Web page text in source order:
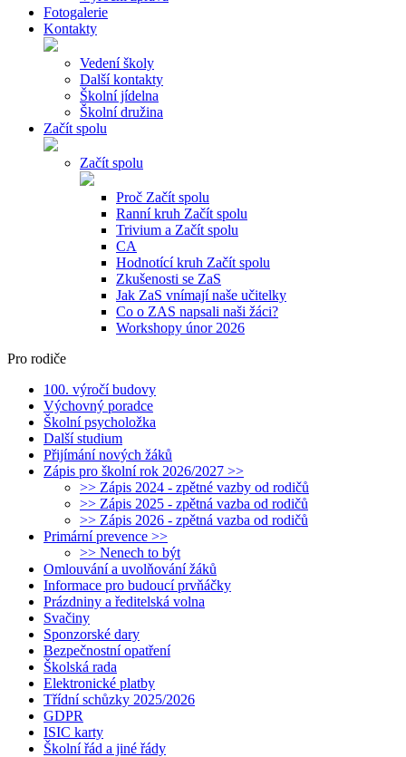
Fotogalerie
Kontakty
Vedení školy
Další kontakty
Školní jídelna
Školní družina
Začít spolu
Začít spolu
Proč Začít spolu
Ranní kruh Začít spolu
Trivium a Začít spolu
CA
Hodnotící kruh Začít spolu
Zkušenosti se ZaS
Jak ZaS vnímají naše učitelky
Co o ZAS napsali naši žáci?
Workshopy únor 2026
Pro rodiče
100. výročí budovy
Výchovný poradce
Školní psycholožka
Další studium
Přijímání nových žáků
Zápis pro školní rok 2026/2027 >>
>> Zápis 2024 - zpětné vazby od rodičů
>> Zápis 2025 - zpětná vazba od rodičů
>> Zápis 2026 - zpětná vazba od rodičů
Primární prevence >>
>> Nenech to být
Omlouvání a uvolňování žáků
Informace pro budoucí prvňáčky
Prázdniny a ředitelská volna
Svačiny
Sponzorské dary
Bezpečnostní opatření
Školská rada
Elektronické platby
Třídní schůzky 2025/2026
GDPR
ISIC karty
Školní řád a jiné řády